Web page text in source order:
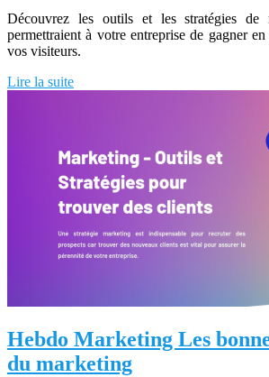
Découvrez les outils et les stratégies de
permettraient à votre entreprise de gagner
vos visiteurs.
Lire la suite
Hebdo Marketing Les
du marketing